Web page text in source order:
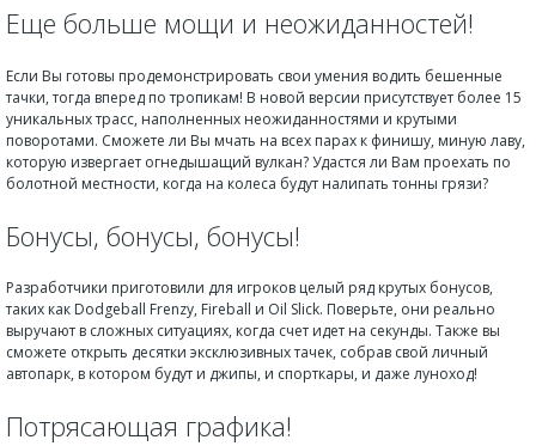
Еще больше мощи и неожиданностей!
Если Вы готовы продемонстрировать свои умения водить бешенные
тачки, тогда вперед по тропикам! В новой версии присутствует более 15
уникальных трасс, наполненных неожиданностями и крутыми
поворотами. Сможете ли Вы мчать на всех парах к финишу, миную лаву,
которую извергает огнедышащий вулкан? Удастся ли Вам проехать по
болотной местности, когда на колеса будут налипать тонны грязи?
Бонусы, бонусы, бонусы!
Разработчики приготовили для игроков целый ряд крутых бонусов,
таких как Dodgeball Frenzy, Fireball и Oil Slick. Поверьте, они реально
выручают в сложных ситуациях, когда счет идет на секунды. Также вы
сможете открыть десятки эксклюзивных тачек, собрав свой личный
автопарк, в котором будут и джипы, и спорткары, и даже луноход!
Потрясающая графика!